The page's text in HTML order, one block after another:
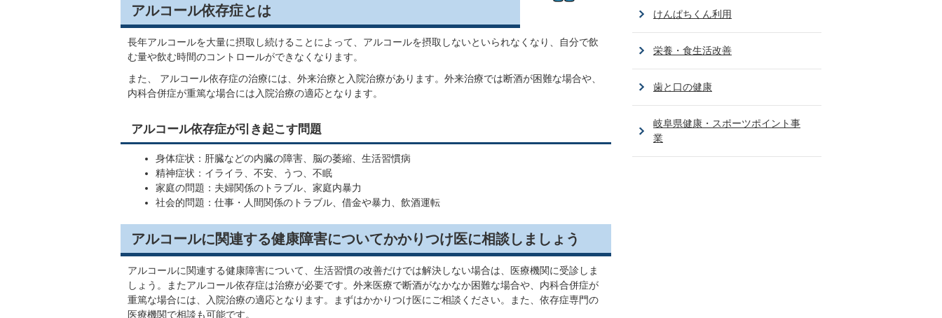
アルコール依存症とは
長年アルコールを大量に摂取し続けることによって、アルコールを摂取しないといられなくなり、自分で飲
む量や飲む時間のコントロールができなくなります。
また、 アルコール依存症の治療には、外来治療と入院治療があります。外来治療では断酒が困難な場合や、
内科合併症が重篤な場合には入院治療の適応となります。
アルコール依存症が引き起こす問題
身体症状：肝臓などの内臓の障害、脳の萎縮、生活習慣病
精神症状：イライラ、不安、うつ、不眠
家庭の問題：夫婦関係のトラブル、家庭内暴力
社会的問題：仕事・人間関係のトラブル、借金や暴力、飲酒運転
アルコールに関連する健康障害についてかかりつけ医に相談しましょう
アルコールに関連する健康障害について、生活習慣の改善だけでは解決しない場合は、医療機関に受診しま
しょう。またアルコール依存症は治療が必要です。外来医療で断酒がなかなか困難な場合や、内科合併症が
重篤な場合には、入院治療の適応となります。まずはかかりつけ医にご相談ください。また、依存症専門の
医療機関で相談も可能です。
けんぱちくん利用
栄養・食生活改善
歯と口の健康
岐阜県健康・スポーツポイント事
業